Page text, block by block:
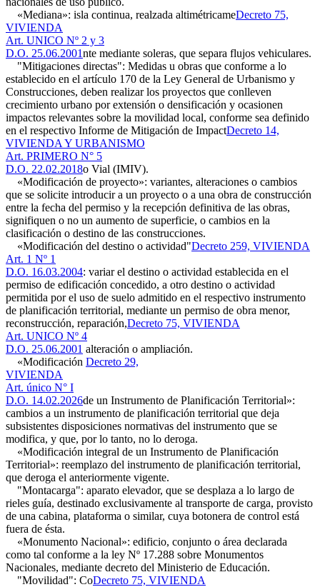
«Mediana»: isla continua, realzada altimétricameDecreto 75,
VIVIENDA
Art. UNICO Nº 2 y 3
D.O. 25.06.2001nte mediante soleras, que separa flujos vehiculares.
"Mitigaciones directas": Medidas u obras que conforme a lo
establecido en el artículo 170 de la Ley General de Urbanismo y
Construcciones, deben realizar los proyectos que conlleven
crecimiento urbano por extensión o densificación y ocasionen
impactos relevantes sobre la movilidad local, conforme sea definido
en el respectivo Informe de Mitigación de ImpactDecreto 14,
VIVIENDA Y URBANISMO
Art. PRIMERO N° 5
D.O. 22.02.2018o Vial (IMIV).
«Modificación de proyecto»: variantes, alteraciones o cambios
que se solicite introducir a un proyecto o a una obra de construcción
entre la fecha del permiso y la recepción definitiva de las obras,
signifiquen o no un aumento de superficie, o cambios en la
clasificación o destino de las construcciones.
«Modificación del destino o actividad"Decreto 259, VIVIENDA
Art. 1 Nº 1
D.O. 16.03.2004: variar el destino o actividad establecida en el
permiso de edificación concedido, a otro destino o actividad
permitida por el uso de suelo admitido en el respectivo instrumento
de planificación territorial, mediante un permiso de obra menor,
reconstrucción, reparación,Decreto 75, VIVIENDA
Art. UNICO Nº 4
D.O. 25.06.2001 alteración o ampliación.
«Modificación Decreto 29,
VIVIENDA
Art. único N° I
D.O. 14.02.2026de un Instrumento de Planificación Territorial»:
cambios a un instrumento de planificación territorial que deja
subsistentes disposiciones normativas del instrumento que se
modifica, y que, por lo tanto, no lo deroga.
«Modificación integral de un Instrumento de Planificación
Territorial»: reemplazo del instrumento de planificación territorial,
que deroga el anteriormente vigente.
"Montacarga": aparato elevador, que se desplaza a lo largo de
rieles guía, destinado exclusivamente al transporte de carga, provisto
de una cabina, plataforma o similar, cuya botonera de control está
fuera de ésta.
«Monumento Nacional»: edificio, conjunto o área declarada
como tal conforme a la ley Nº 17.288 sobre Monumentos
Nacionales, mediante decreto del Ministerio de Educación.
"Movilidad": CoDecreto 75, VIVIENDA